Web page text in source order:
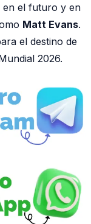
en el futuro y en
Matt Evans.
el destino de
2026.